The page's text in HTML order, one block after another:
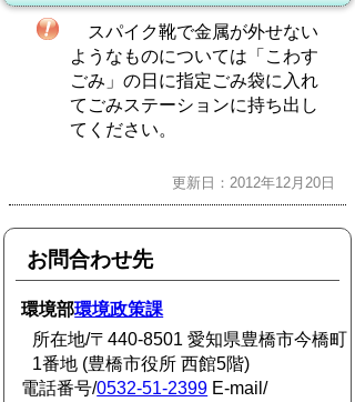
スパイク靴で金属が外せない
ようなものについては「こわす
ごみ」の日に指定ごみ袋に入れ
てごみステーションに持ち出し
てください。
更新日：2012年12月20日
お問合わせ先
環境部環境政策課
所在地/〒440-8501 愛知県豊橋市今橋町
1番地 (豊橋市役所 西館5階)
電話番号/0532-51-2399 E-mail/